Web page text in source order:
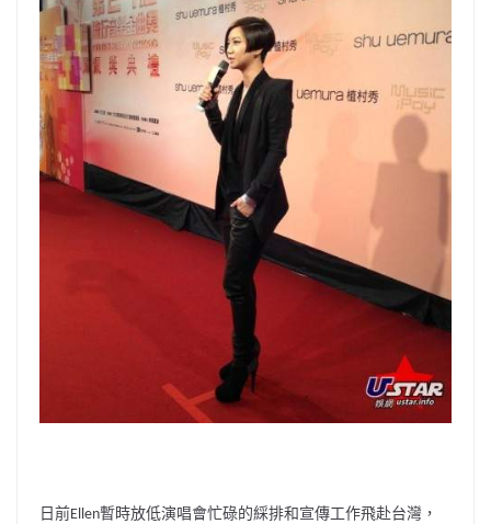
日前Ellen暫時放低演唱會忙碌的綵排和宣傳工作飛赴台灣，